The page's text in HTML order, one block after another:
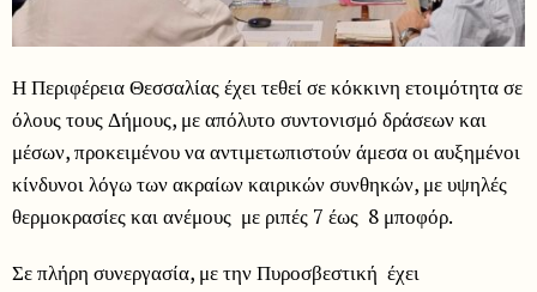
Η Περιφέρεια Θεσσαλίας έχει τεθεί σε κόκκινη ετοιμότητα σε
όλους τους Δήμους, με απόλυτο συντονισμό δράσεων και
μέσων, προκειμένου να αντιμετωπιστούν άμεσα οι αυξημένοι
κίνδυνοι λόγω των ακραίων καιρικών συνθηκών, με υψηλές
θερμοκρασίες και ανέμους με ριπές 7 έως 8 μποφόρ.
Σε πλήρη συνεργασία, με την Πυροσβεστική έχει